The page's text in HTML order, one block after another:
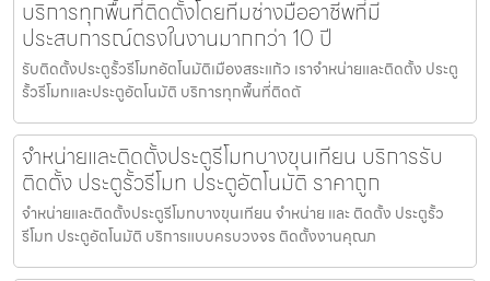
บริการทุกพื้นที่ติดตั้งโดยทีมช่างมืออาชีพที่มี
ประสบการณ์ตรงในงานมากกว่า 10 ปี
รับติดตั้งประตูรั้วรีโมทอัตโนมัติเมืองสระแก้ว เราจำหน่ายและติดตั้ง ประตู
รั้วรีโมทและประตูอัตโนมัติ บริการทุกพื้นที่ติดตั
จำหน่ายและติดตั้งประตูรีโมทบางขุนเทียน บริการรับ
ติดตั้ง ประตูรั้วรีโมท ประตูอัตโนมัติ ราคาถูก
จำหน่ายและติดตั้งประตูรีโมทบางขุนเทียน จำหน่าย และ ติดตั้ง ประตูรั้ว
รีโมท ประตูอัตโนมัติ บริการแบบครบวงจร ติดตั้งงานคุณภ